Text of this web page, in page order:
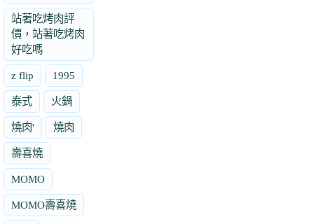
站著吃烤肉評
價，站著吃烤肉
好吃嗎
z flip 1995
泰式 火鍋
燒肉' 燒肉
壽喜燒
MOMO
MOMO壽喜燒